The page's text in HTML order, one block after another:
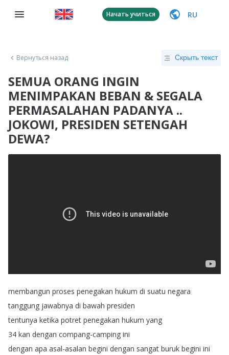
Начать учиться RU
Вернуться назад Скрыть текст
SEMUA ORANG INGIN
MENIMPAKAN BEBAN & SEGALA
PERMASALAHAN PADANYA ..
JOKOWI, PRESIDEN SETENGAH
DEWA?
membangun proses penegakan hukum di suatu negara
tanggung jawabnya di bawah presiden
tentunya ketika potret penegakan hukum yang
34 kan dengan compang-camping ini
dengan apa asal-asalan begini dengan sangat buruk begini ini